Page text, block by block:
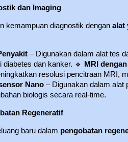
dan Imaging
kemampuan diagnostik dengan alat
– Digunakan dalam alat tes
diabetes dan kanker. 🔹 MRI
resolusi pencitraan MRI,
Nano – Digunakan dalam alat
biologis secara real-time.
Regeneratif
baru dalam pengobatan